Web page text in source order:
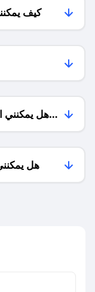
كيف
هل يمكنني
هل